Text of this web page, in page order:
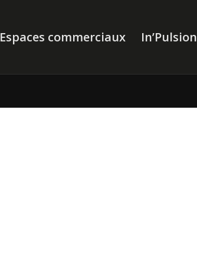
Espaces commerciaux In’Pulsion